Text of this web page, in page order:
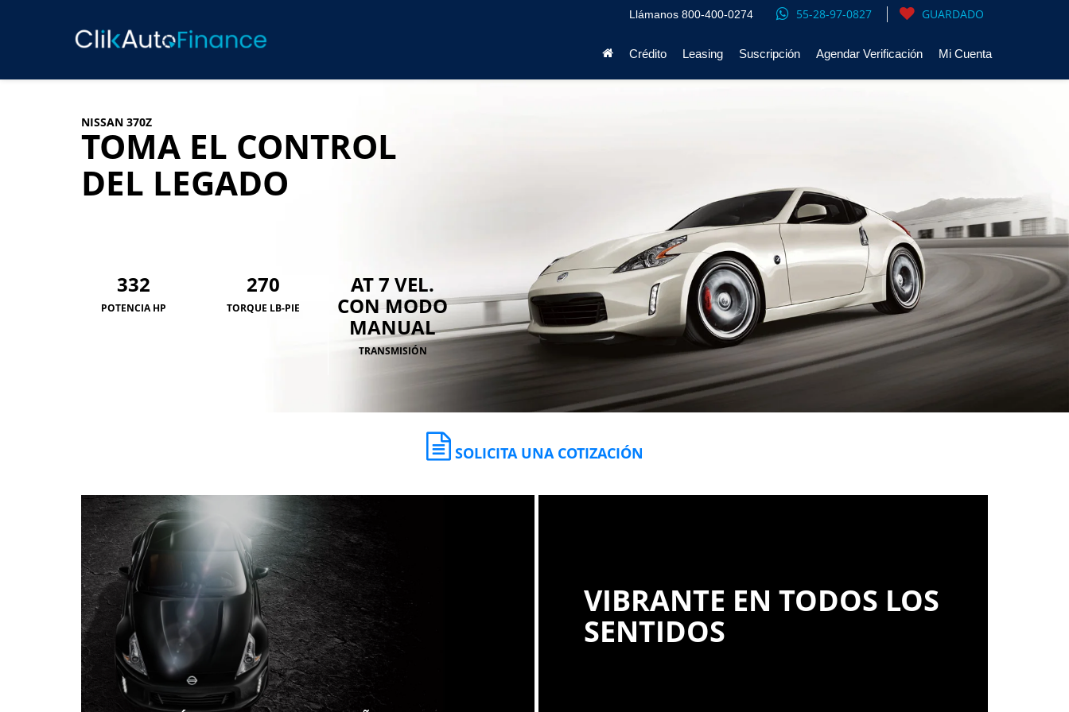
Llámanos 800-400-0274 55-28-97-0827 GUARDADO
Crédito Leasing Suscripción Agendar Verificación Mi Cuenta
NISSAN 370Z
TOMA EL CONTROL
DEL LEGADO
332
POTENCIA HP
270
TORQUE LB-PIE
AT 7 VEL.
CON MODO
MANUAL
TRANSMISIÓN
SOLICITA UNA COTIZACIÓN
VIBRANTE EN TODOS LOS
SENTIDOS